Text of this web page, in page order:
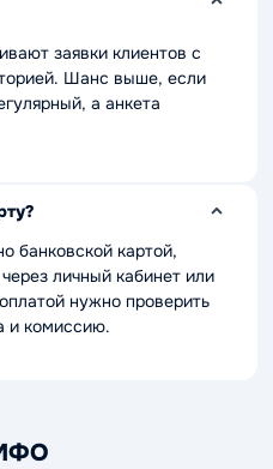
заявки клиентов с
Шанс выше, если
а анкета
банковской картой,
личный кабинет или
нужно проверить
и комиссию.